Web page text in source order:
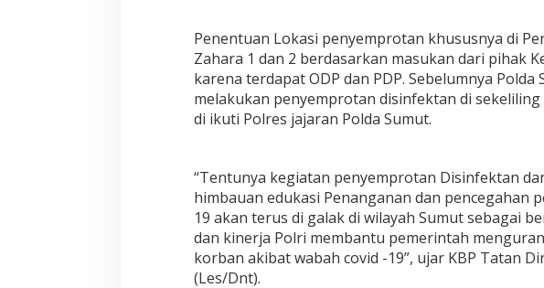
a
S
u
m
u
t
t
n
L
a
k
u
Penentuan Lokasi penyemprotan khususnya di
Zahara 1 dan 2 berdasarkan masukan dari pihak
karena terdapat ODP dan PDP. Sebelumnya Polda
melakukan penyemprotan disinfektan di
di ikuti Polres jajaran Polda Sumut.
“Tentunya kegiatan penyemprotan Disinfektan
himbauan edukasi Penanganan dan pencegahan
19 akan terus di galak di wilayah Sumut sebagai
dan kinerja Polri membantu pemerintah
korban akibat wabah covid -19”, ujar KBP Tatan
(Les/Dnt).